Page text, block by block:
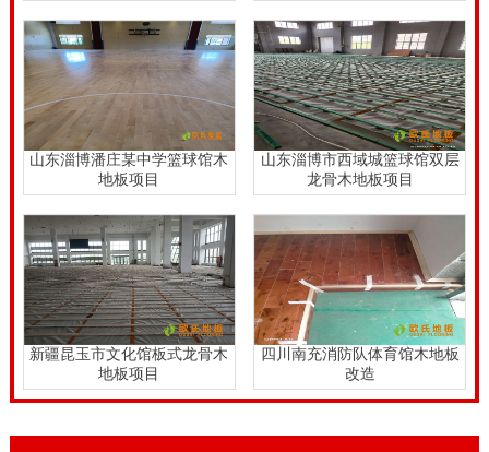
山东淄博潘庄某中学篮球馆木
地板项目
山东淄博市西域城篮球馆双层
龙骨木地板项目
新疆昆玉市文化馆板式龙骨木
地板项目
四川南充消防队体育馆木地板
改造